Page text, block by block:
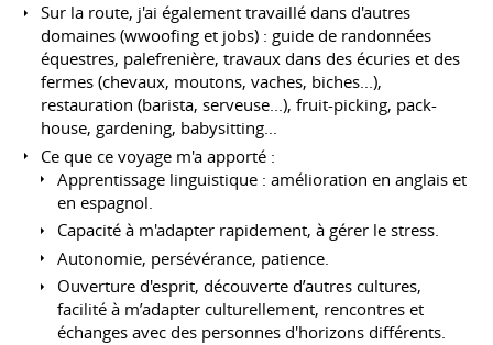
Sur la route, j'ai également travaillé dans d'autres
domaines (wwoofing et jobs) : guide de randonnées
équestres, palefrenière, travaux dans des écuries et des
fermes (chevaux, moutons, vaches, biches...),
restauration (barista, serveuse...), fruit-picking, pack-
house, gardening, babysitting...
Ce que ce voyage m'a apporté :
Apprentissage linguistique : amélioration en anglais et
en espagnol.
Capacité à m'adapter rapidement, à gérer le stress.
Autonomie, persévérance, patience.
Ouverture d'esprit, découverte d’autres cultures,
facilité à m’adapter culturellement, rencontres et
échanges avec des personnes d'horizons différents.